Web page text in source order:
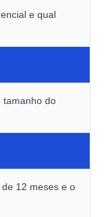
e qual
tamanho do
12 meses e o